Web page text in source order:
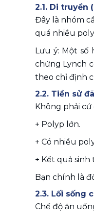
2.1. Di truyền
Đây là nhóm
quá nhiều
Lưu ý: Một số
chứng Lynch
theo chỉ định
2.2. Tiền sử
Không phải
+ Polyp lớn.
+ Có nhiều
+ Kết quả
Bạn chính là
2.3. Lối sống
Chế độ ăn